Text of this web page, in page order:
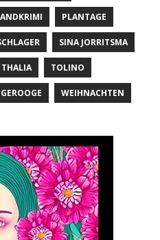
PLANTAGE
SINA JORRITSMA
THALIA TOLINO
WEIHNACHTEN